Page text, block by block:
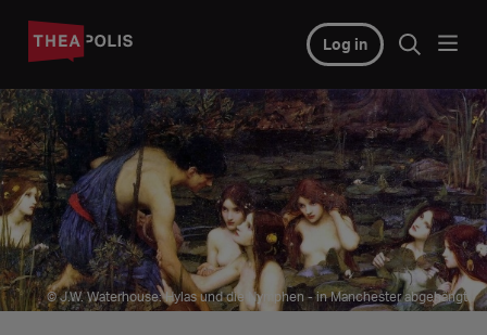
Log in
© J.W. Waterhouse: Hylas und die Nymphen - in Manchester abgehängt